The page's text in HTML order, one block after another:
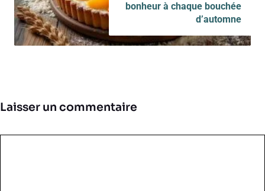
bonheur à chaque bouchée
d’automne
Laisser un commentaire